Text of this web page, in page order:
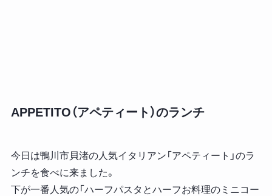
APPETITO（アペティート）のランチ
今日は鴨川市貝渚の人気イタリアン「アペティート」のラ
ンチを食べに来ました。
下が一番人気の「ハーフパスタとハーフお料理のミニコー